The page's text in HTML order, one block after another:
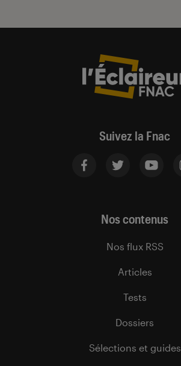
Suivez la Fnac
Nos contenus
Nos flux RSS
Articles
Tests
Dossiers
Sélections et guides